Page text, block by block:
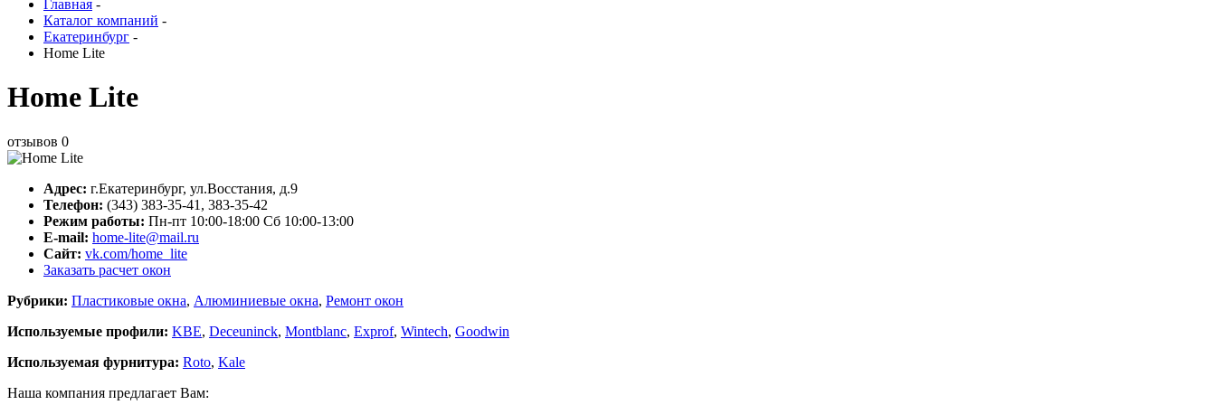
Главная -
Каталог компаний -
Екатеринбург -
Home Lite
Home Lite
отзывов 0
Адрес: г.Екатеринбург, ул.Восстания, д.9
Телефон: (343) 383-35-41, 383-35-42
Режим работы: Пн-пт 10:00-18:00 Сб 10:00-13:00
E-mail: home-lite@mail.ru
Сайт: vk.com/home_lite
Заказать расчет окон
Рубрики: Пластиковые окна, Алюминиевые окна, Ремонт окон
Используемые профили: KBE, Deceuninck, Montblanc, Exprof, Wintech, Goodwin
Используемая фурнитура: Roto, Kale
Наша компания предлагает Вам: